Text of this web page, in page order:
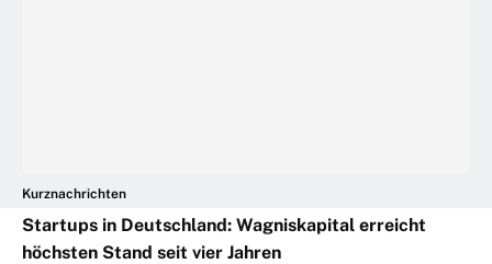
Kurznachrichten
Startups in Deutschland: Wagniskapital erreicht
höchsten Stand seit vier Jahren